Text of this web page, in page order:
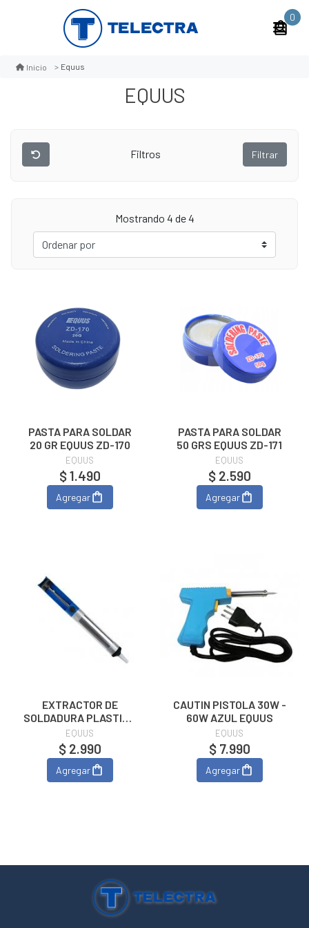
0
Inicio Equus
EQUUS
Filtros Filtrar
Mostrando 4 de 4
PASTA PARA SOLDAR
20 GR EQUUS ZD-170
EQUUS
$ 1.490
Agregar
PASTA PARA SOLDAR
50 GRS EQUUS ZD-171
EQUUS
$ 2.590
Agregar
EXTRACTOR DE
SOLDADURA PLASTICO
ZD-190
EQUUS
$ 2.990
Agregar
CAUTIN PISTOLA 30W -
60W AZUL EQUUS
EQUUS
$ 7.990
Agregar